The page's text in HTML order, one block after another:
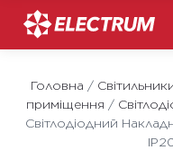
content
Головна /
приміщення /
Світлодіодний